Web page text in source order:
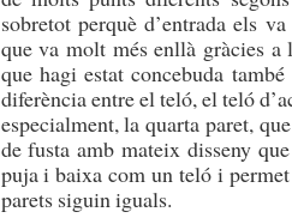
sobretot perquè d’entrada els
que va molt més enllà gràcies
que hagi estat concebuda
diferència entre el teló, el teló
especialment, la quarta paret,
de fusta amb mateix disseny
puja i baixa com un teló i
parets siguin iguals.